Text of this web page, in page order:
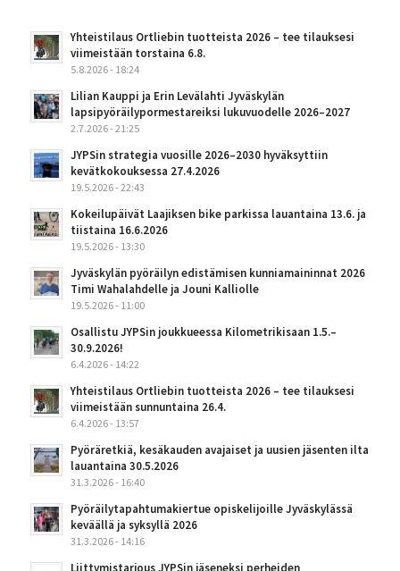
Yhteistilaus Ortliebin tuotteista 2026 – tee tilauksesi
viimeistään torstaina 6.8.
5.8.2026 - 18:24
Lilian Kauppi ja Erin Levälahti Jyväskylän
lapsipyöräilypormestareiksi lukuvuodelle 2026–2027
2.7.2026 - 21:25
JYPSin strategia vuosille 2026–2030 hyväksyttiin
kevätkokouksessa 27.4.2026
19.5.2026 - 22:43
Kokeilupäivät Laajiksen bike parkissa lauantaina 13.6. ja
tiistaina 16.6.2026
19.5.2026 - 13:30
Jyväskylän pyöräilyn edistämisen kunniamaininnat 2026
Timi Wahalahdelle ja Jouni Kalliolle
19.5.2026 - 11:00
Osallistu JYPSin joukkueessa Kilometrikisaan 1.5.–
30.9.2026!
6.4.2026 - 14:22
Yhteistilaus Ortliebin tuotteista 2026 – tee tilauksesi
viimeistään sunnuntaina 26.4.
6.4.2026 - 13:57
Pyöräretkiä, kesäkauden avajaiset ja uusien jäsenten ilta
lauantaina 30.5.2026
31.3.2026 - 16:40
Pyöräilytapahtumakiertue opiskelijoille Jyväskylässä
keväällä ja syksyllä 2026
31.3.2026 - 14:16